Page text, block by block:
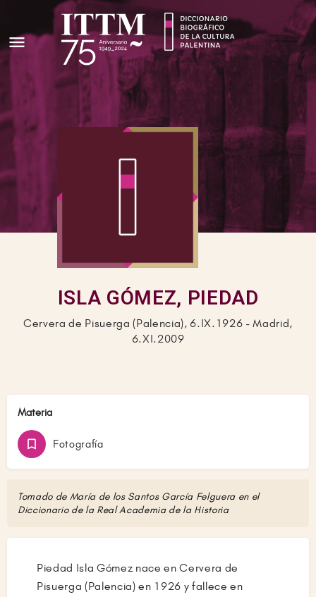
ISLA GÓMEZ, PIEDAD
Cervera de Pisuerga (Palencia), 6.IX.1926 - Madrid,
6.XI.2009
Materia
Fotografía
Tomado de María de los Santos García Felguera en el
Diccionario de la Real Academia de la Historia
Piedad Isla Gómez nace en Cervera de
Pisuerga (Palencia) en 1926 y fallece en